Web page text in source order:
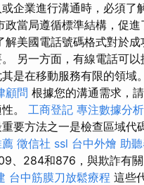
企業進行溝通時，必須了
政當局遵循標準結構，促
解美國電話號碼格式對於
另一方面，有線電話可
是在移動服務有限的領域。
顧問 根據您的溝通需求，
。 工商登記 專注數據分
要方法之一是檢查區域代
徵信社 ssl 台中外燴 助
、284和876，與欺詐有關
台中筋膜刀放鬆療程 這些